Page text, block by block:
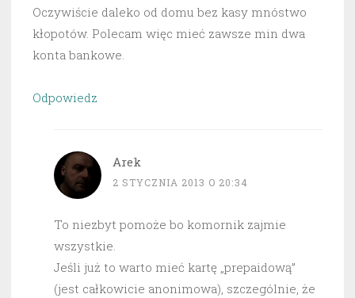
Oczywiście daleko od domu bez kasy mnóstwo
kłopotów. Polecam więc mieć zawsze min dwa
konta bankowe.
Odpowiedz
Arek
2 STYCZNIA 2013 O 20:34
To niezbyt pomoże bo komornik zajmie
wszystkie.
Jeśli już to warto mieć kartę „prepaidową”
(jest całkowicie anonimowa), szczególnie, że